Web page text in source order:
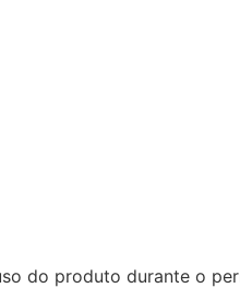
do produto durante o